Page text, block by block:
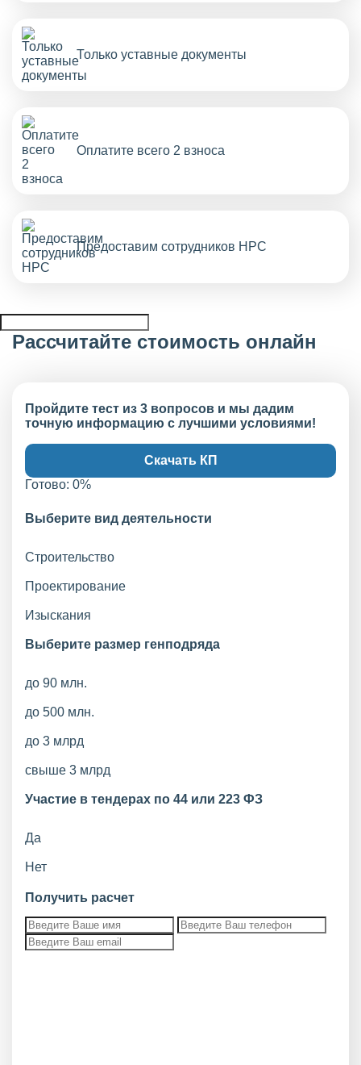
Только уставные документы
Оплатите всего 2 взноса
Предоставим сотрудников НРС
Рассчитайте стоимость онлайн
Пройдите тест из 3 вопросов и мы дадим
точную информацию с лучшими условиями!
Скачать КП
Готово: 0%
Выберите вид деятельности
Строительство
Проектирование
Изыскания
Выберите размер генподряда
до 90 млн.
до 500 млн.
до 3 млрд
свыше 3 млрд
Участие в тендерах по 44 или 223 ФЗ
Да
Нет
Получить расчет